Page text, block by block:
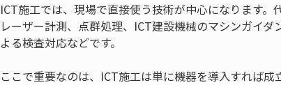
ICT施工では、現場で直接使う技術が中心になります
レーザー計測、点群処理、ICT建設機械のマシンガイ
よる検査対応などです。
ここで重要なのは、ICT施工は単に機器を導入すれば